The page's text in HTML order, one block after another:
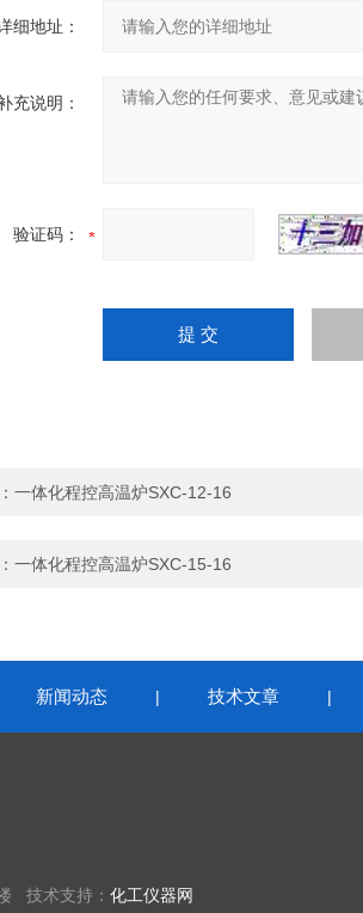
细地址：
充说明：
验证码：
一体化程控高温炉SXC-12-16
一体化程控高温炉SXC-15-16
新闻动态 | 技术文章 |
技术支持： 化工仪器网